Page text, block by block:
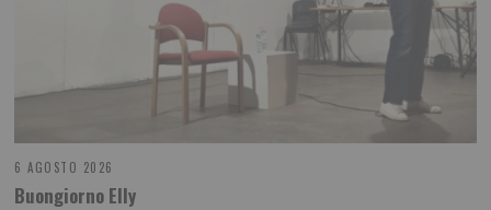
6 AGOSTO 2026
Buongiorno Elly